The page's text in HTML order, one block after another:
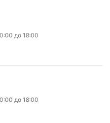
до 18:00
до 18:00